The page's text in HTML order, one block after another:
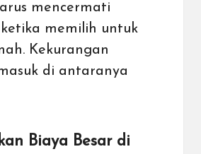
mencermati
memilih untuk
Kekurangan
di antaranya
Biaya Besar di